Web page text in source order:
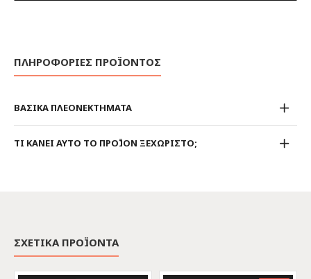
ΠΛΗΡΟΦΟΡΙΕΣ ΠΡΟΪΟΝΤΟΣ
ΒΑΣΙΚΑ ΠΛΕΟΝΕΚΤΗΜΑΤΑ
ΤΙ ΚΑΝΕΙ ΑΥΤΟ ΤΟ ΠΡΟΪΟΝ ΞΕΧΩΡΙΣΤΟ;
ΣΧΕΤΙΚΑ ΠΡΟΪΟΝΤΑ